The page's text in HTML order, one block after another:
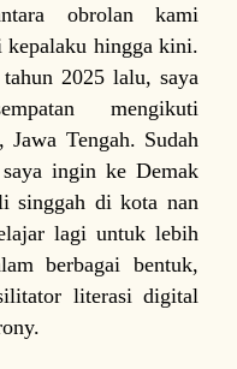
obrolan kami
kepalaku hingga kini.
tahun 2025 lalu, saya
mengikuti
Tengah. Sudah
ingin ke Demak
singgah di kota nan
lagi untuk lebih
berbagai bentuk,
literasi digital